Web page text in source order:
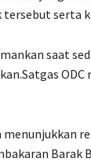
serta
saat
Barak